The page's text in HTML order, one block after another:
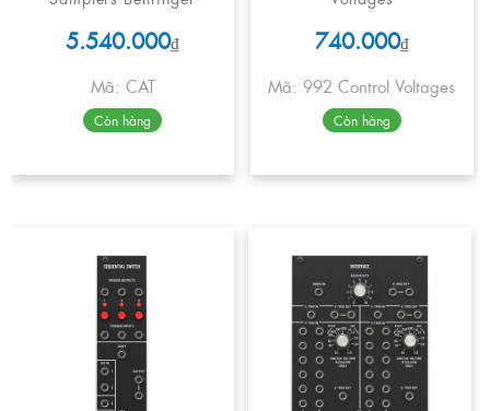
5.540.000₫
Mã: CAT
Còn hàng
740.000₫
Mã: 992 Control Voltages
Còn hàng